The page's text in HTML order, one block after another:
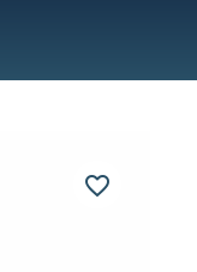
favorite_border